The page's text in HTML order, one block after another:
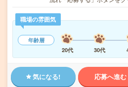
職場の雰囲気
年齢層
20代
30代
気になる! 応募へ進む